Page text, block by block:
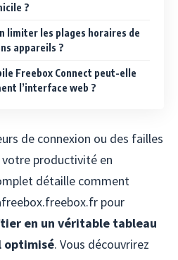
?
limiter les plages horaires de
appareils ?
Freebox Connect peut-elle
l’interface web ?
de connexion ou des failles
productivité en
détaille comment
pour
en un véritable tableau
optimisé. Vous découvrirez